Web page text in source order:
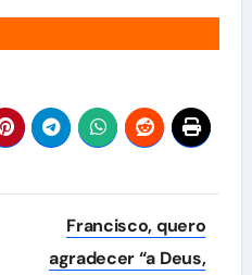
Francisco, quero
agradecer “a Deus,